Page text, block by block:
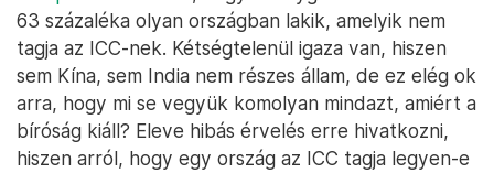
63 százaléka olyan országban lakik, amelyik nem
tagja az ICC-nek. Kétségtelenül igaza van, hiszen
sem Kína, sem India nem részes állam, de ez elég ok
arra, hogy mi se vegyük komolyan mindazt, amiért a
bíróság kiáll? Eleve hibás érvelés erre hivatkozni,
hiszen arról, hogy egy ország az ICC tagja legyen-e